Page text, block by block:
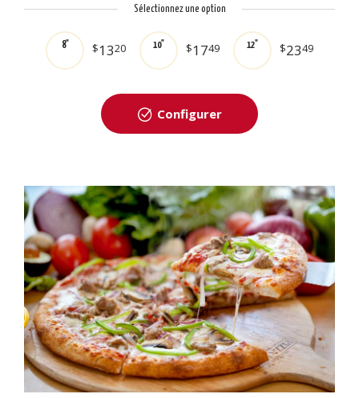
Sélectionnez une option
8" $1320 10" $1749 12" $2349
Configurer